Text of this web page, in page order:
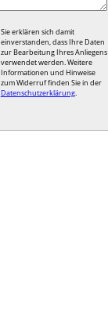
Sie erklären sich damit
einverstanden, dass Ihre Daten
zur Bearbeitung Ihres Anliegens
verwendet werden. Weitere
Informationen und Hinweise
zum Widerruf finden Sie in der
Datenschutzerklärung.